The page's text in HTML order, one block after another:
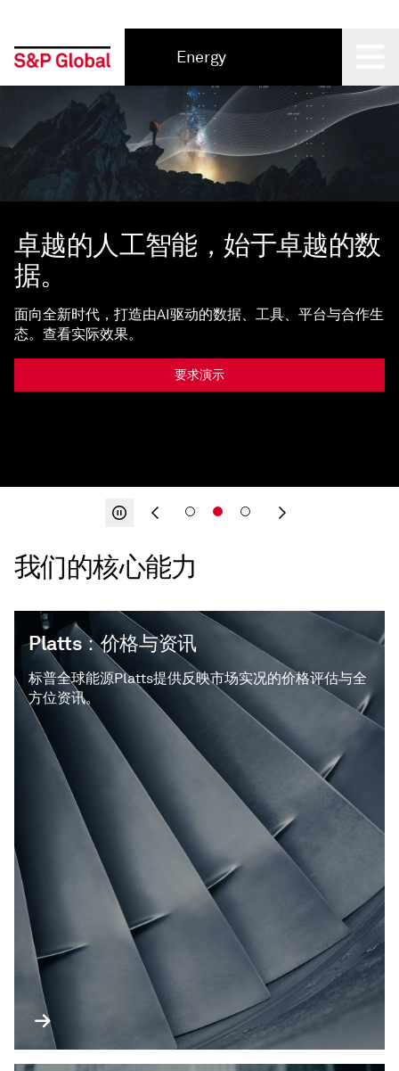
Energy
Back
卓越的人工智能，始于卓越的数
据。
面向全新时代，打造由AI驱动的数据、工具、平台与合作生
态。查看实际效果。
要求演示
我们的核心能力
Platts：价格与资讯
标普全球能源Platts提供反映市场实况的价格评估与全
方位资讯。